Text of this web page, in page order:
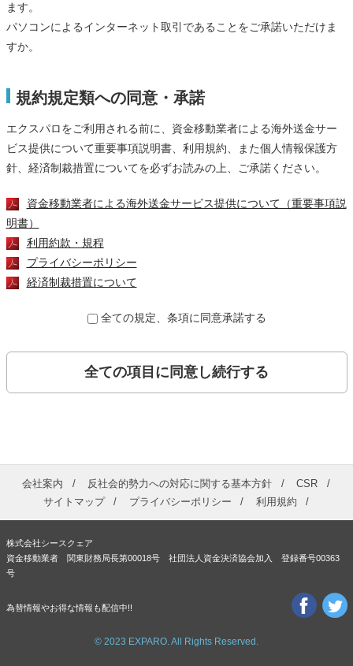
ます。
パソコンによるインターネット取引であることをご承諾いただけま
すか。
規約規定類への同意・承諾
エクスパロをご利用される前に、資金移動業者による海外送金サー
ビス提供について重要事項説明書、利用規約、また個人情報保護方
針、経済制裁措置についてを必ずお読みの上、ご承諾ください。
資金移動業者による海外送金サービス提供について（重要事項説
明書）
利用約款・規程
プライバシーポリシー
経済制裁措置について
全ての規定、条項に同意承諾する
全ての項目に同意し続行する
会社案内 反社会的勢力への対応に関する基本方針
CSR
サイトマップ
プライバシーポリシー 利用規約
株式会社シースクェア
資金移動業者 関東財務局長第00018号 社団法人資金決済協会加入 登録番号00363
号
為替情報やお得な情報も配信中!!
© 2023 EXPARO. All Rights Reserved.